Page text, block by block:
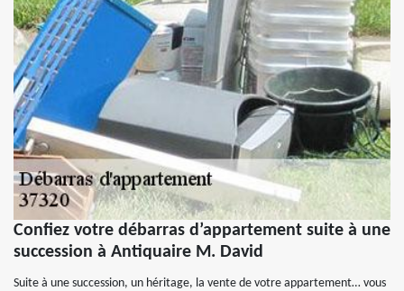
Confiez votre débarras d’appartement suite à une
succession à Antiquaire M. David
Suite à une succession, un héritage, la vente de votre appartement… vous